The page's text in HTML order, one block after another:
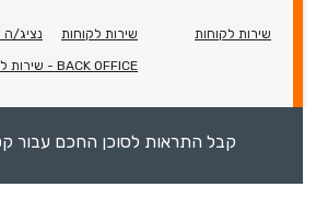
שירות לקוחות שירות לקוחות נציג/ה
BACK OFFICE - שירות לקוחות
קבל התראות לסוכן החכם עבור